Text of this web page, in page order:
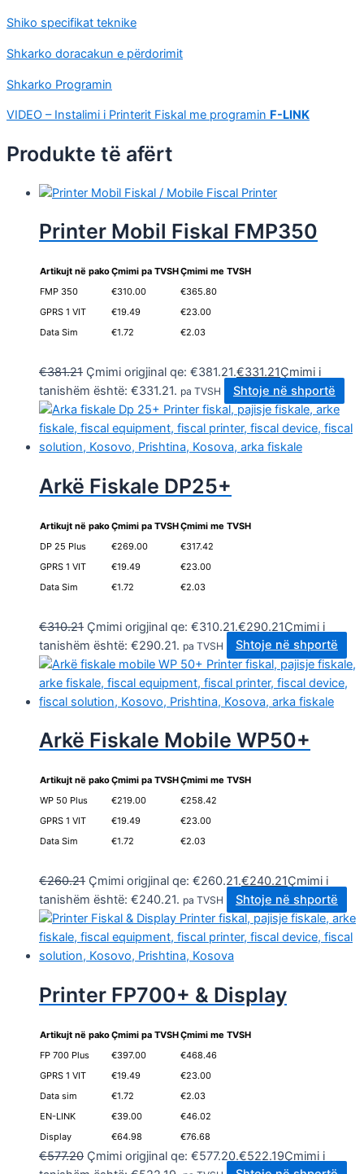
Shiko specifikat teknike
Shkarko doracakun e përdorimit
Shkarko Programin
VIDEO – Instalimi i Printerit Fiskal me programin F-LINK
Produkte të afërt
Printer Mobil Fiskal FMP350
Artikujt në pakoÇmimi pa TVSHÇmimi me TVSH
FMP 350
€310.00
€365.80
GPRS 1 VIT
€19.49
€23.00
Data Sim
€1.72
€2.03
€381.21 Çmimi origjinal qe: €381.21.€331.21Çmimi i
tanishëm është: €331.21. pa TVSH Shtoje në shportë
Arkë Fiskale DP25+
Artikujt në pakoÇmimi pa TVSHÇmimi me TVSH
DP 25 Plus
€269.00
€317.42
GPRS 1 VIT
€19.49
€23.00
Data Sim
€1.72
€2.03
€310.21 Çmimi origjinal qe: €310.21.€290.21Çmimi i
tanishëm është: €290.21. pa TVSH Shtoje në shportë
Arkë Fiskale Mobile WP50+
Artikujt në pakoÇmimi pa TVSHÇmimi me TVSH
WP 50 Plus
€219.00
€258.42
GPRS 1 VIT
€19.49
€23.00
Data Sim
€1.72
€2.03
€260.21 Çmimi origjinal qe: €260.21.€240.21Çmimi i
tanishëm është: €240.21. pa TVSH Shtoje në shportë
Printer FP700+ & Display
Artikujt në pakoÇmimi pa TVSHÇmimi me TVSH
FP 700 Plus
€397.00
€468.46
GPRS 1 VIT
€19.49
€23.00
Data sim
€1.72
€2.03
EN-LINK
€39.00
€46.02
Display
€64.98 €76.68
€577.20 Çmimi origjinal qe: €577.20.€522.19Çmimi i